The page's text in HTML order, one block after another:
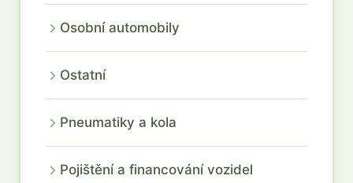
Osobní automobily
Ostatní
Pneumatiky a kola
Pojištění a financování vozidel